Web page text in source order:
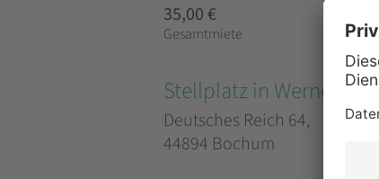
35,00 €
Gesamtmiete
Stellplatz in Werne
Deutsches Reich 64,
44894 Bochum